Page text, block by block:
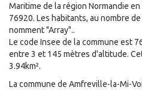
Maritime de la région Normandie
76920. Les habitants, au nombre
nomment "Array"..
Le code Insee de la commune est
entre 3 et 145 mètres d'altitude.
3.94km².
La commune de Amfreville-la-Mi-